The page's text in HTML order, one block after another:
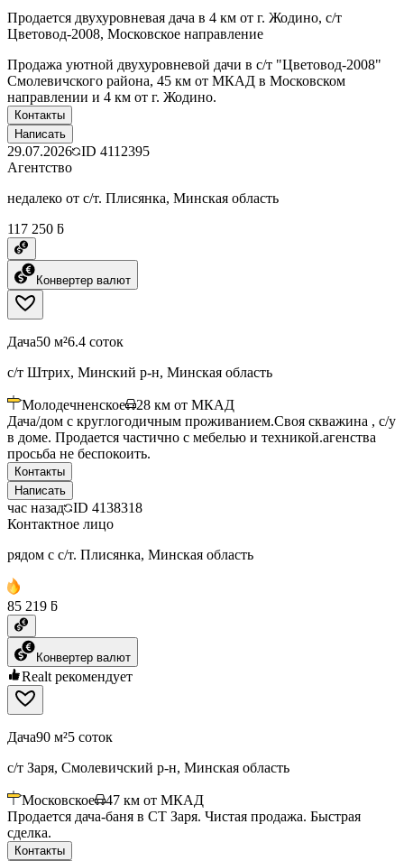
Продается двухуровневая дача в 4 км от г. Жодино, с/т
Цветовод-2008, Московское направление
Продажа уютной двухуровневой дачи в с/т "Цветовод-2008"
Смолевичского района, 45 км от МКАД в Московском
направлении и 4 км от г. Жодино.
Контакты
Написать
29.07.2026 ID 4112395
Агентство
недалеко от с/т. Плисянка, Минская область
117 250 ƃ
Конвертер валют
Дача50 м²6.4 соток
с/т Штрих, Минский р-н, Минская область
Молодечненское 28 км от МКАД
Дача/дом с круглогодичным проживанием.Своя скважина , с/у
в доме. Продается частично с мебелью и техникой.агенства
просьба не беспокоить.
Контакты
Написать
час назад ID 4138318
Контактное лицо
рядом с с/т. Плисянка, Минская область
85 219 ƃ
Конвертер валют
Realt рекомендует
Дача90 м²5 соток
с/т Заря, Смолевичский р-н, Минская область
Московское 47 км от МКАД
Продается дача-баня в СТ Заря. Чистая продажа. Быстрая
сделка.
Контакты